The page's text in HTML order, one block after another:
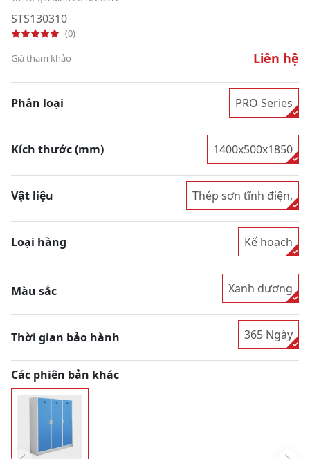
STS130310
(0)
Giá tham khảo
Liên hệ
Phân loại PRO Series
Kích thước (mm) 1400x500x1850
Vật liệu Thép sơn tĩnh điện,
Loại hàng Kế hoạch
Màu sắc Xanh dương
Thời gian bảo hành 365 Ngày
Các phiên bản khác